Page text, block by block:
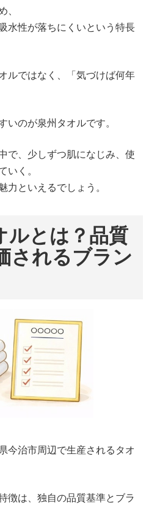
、
水性が落ちにくいという特長
ルではなく、「気づけば何年
いのが泉州タオルです。
で、少しずつ肌になじみ、使
いく。
力といえるでしょう。
ルとは？品質
されるブラン
今治市周辺で生産されるタオ
徴は、独自の品質基準とブラ